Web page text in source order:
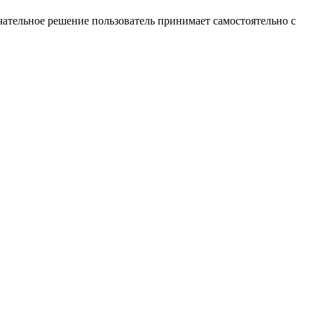
решение пользователь принимает самостоятельно с